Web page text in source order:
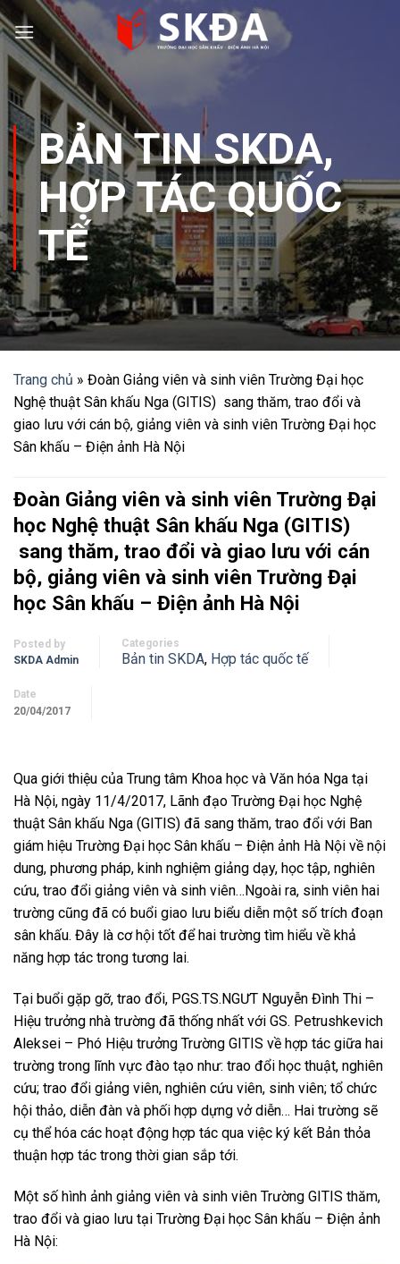
Skip
to
content
BẢN TIN SKDA,
HỢP TÁC QUỐC
TẾ
Trang chủ » Đoàn Giảng viên và sinh viên Trường Đại học
Nghệ thuật Sân khấu Nga (GITIS) sang thăm, trao đổi và
giao lưu với cán bộ, giảng viên và sinh viên Trường Đại học
Sân khấu – Điện ảnh Hà Nội
Đoàn Giảng viên và sinh viên Trường Đại
học Nghệ thuật Sân khấu Nga (GITIS)
sang thăm, trao đổi và giao lưu với cán
bộ, giảng viên và sinh viên Trường Đại
học Sân khấu – Điện ảnh Hà Nội
Posted by
SKDA Admin
Categories
Bản tin SKDA, Hợp tác quốc tế
Date
20/04/2017
Qua giới thiệu của Trung tâm Khoa học và Văn hóa Nga tại
Hà Nội, ngày 11/4/2017, Lãnh đạo Trường Đại học Nghệ
thuật Sân khấu Nga (GITIS) đã sang thăm, trao đổi với Ban
giám hiệu Trường Đại học Sân khấu – Điện ảnh Hà Nội về nội
dung, phương pháp, kinh nghiệm giảng dạy, học tập, nghiên
cứu, trao đổi giảng viên và sinh viên…Ngoài ra, sinh viên hai
trường cũng đã có buổi giao lưu biểu diễn một số trích đoạn
sân khấu. Đây là cơ hội tốt để hai trường tìm hiểu về khả
năng hợp tác trong tương lai.
Tại buổi gặp gỡ, trao đổi, PGS.TS.NGƯT Nguyễn Đình Thi –
Hiệu trưởng nhà trường đã thống nhất với GS. Petrushkevich
Aleksei – Phó Hiệu trưởng Trường GITIS về hợp tác giữa hai
trường trong lĩnh vực đào tạo như: trao đổi học thuật, nghiên
cứu; trao đổi giảng viên, nghiên cứu viên, sinh viên; tổ chức
hội thảo, diễn đàn và phối hợp dựng vở diễn… Hai trường sẽ
cụ thể hóa các hoạt động hợp tác qua việc ký kết Bản thỏa
thuận hợp tác trong thời gian sắp tới.
Một số hình ảnh giảng viên và sinh viên Trường GITIS thăm,
trao đổi và giao lưu tại Trường Đại học Sân khấu – Điện ảnh
Hà Nội: